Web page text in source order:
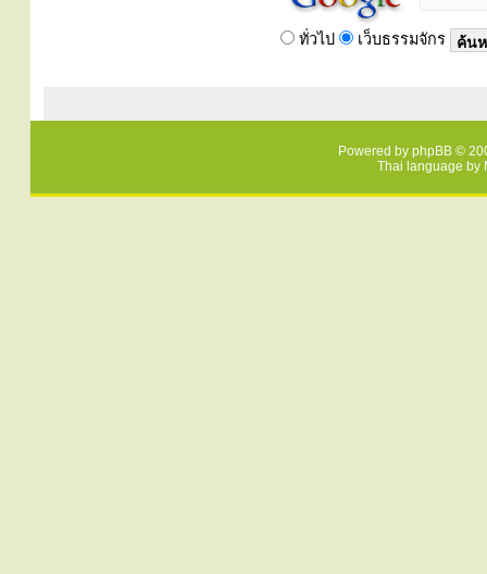
ทั่วไป เว็บธรรมจักร
Powered by phpBB ©
Thai language by